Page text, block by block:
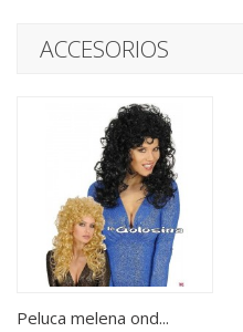
ACCESORIOS
Peluca melena ond...